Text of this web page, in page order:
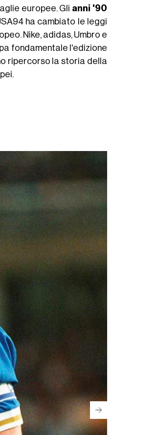
europee. Gli anni '90
ha cambiato le leggi
Nike, adidas, Umbro e
fondamentale l'edizione
ripercorso la storia della